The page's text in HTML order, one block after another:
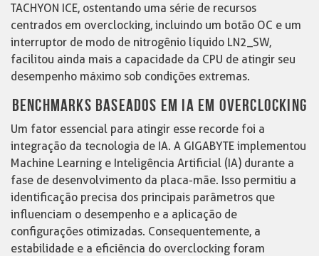
TACHYON ICE, ostentando uma série de recursos
centrados em overclocking, incluindo um botão OC e um
interruptor de modo de nitrogênio líquido LN2_SW,
facilitou ainda mais a capacidade da CPU de atingir seu
desempenho máximo sob condições extremas.
BENCHMARKS BASEADOS EM IA EM OVERCLOCKING
Um fator essencial para atingir esse recorde foi a
integração da tecnologia de IA. A GIGABYTE implementou
Machine Learning e Inteligência Artificial (IA) durante a
fase de desenvolvimento da placa-mãe. Isso permitiu a
identificação precisa dos principais parâmetros que
influenciam o desempenho e a aplicação de
configurações otimizadas. Consequentemente, a
estabilidade e a eficiência do overclocking foram